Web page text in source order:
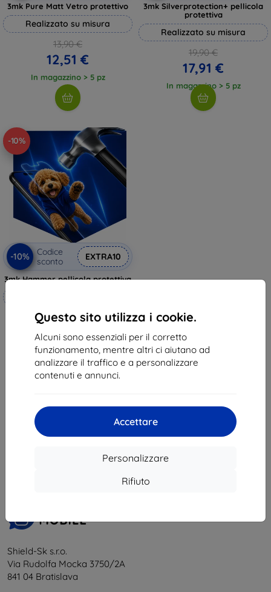
Questo sito utilizza i cookie.
Alcuni sono essenziali per il corretto
funzionamento, mentre altri ci aiutano ad
analizzare il traffico e a personalizzare
contenuti e annunci.
Accettare
Personalizzare
Rifiuto
3mk Pure Matt Vetro protettivo
Realizzato su misura
13,90 €
12,51 €
In magazzino > 5 pz
3mk Silverprotection+ pellicola
protettiva
Realizzato su misura
19,90 €
17,91 €
In magazzino > 5 pz
-10%
-10%
Codice
sconto
EXTRA10
3mk Hammer pellicola protettiva
20,90 €
18,81 €
In magazzino 4 pz
del totale
Shield-Sk s.r.o.
Via Rudolfa Mocka 3750/2A
841 04 Bratislava